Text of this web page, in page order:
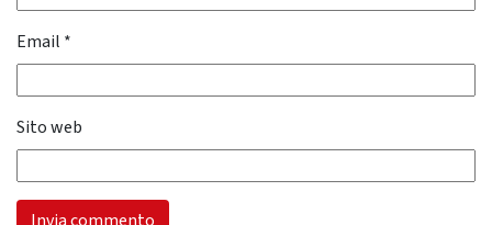
Email *
Sito web